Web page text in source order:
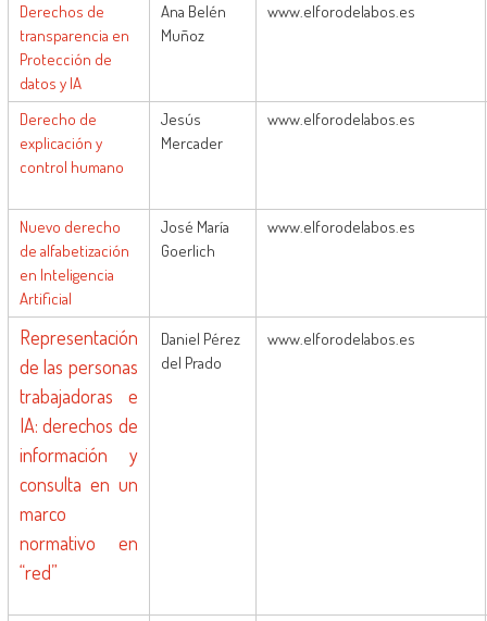
Derechos de
transparencia en
Protección de
datos y IA
Ana Belén
Muñoz
www.elforodelabos.es
Derecho de
explicación y
control humano
Jesús
Mercader
www.elforodelabos.es
Nuevo derecho
de alfabetización
en Inteligencia
Artificial
José María
Goerlich
www.elforodelabos.es
Representación
de las personas
trabajadoras e
IA: derechos de
información y
consulta en un
marco
normativo en
“red”
Daniel Pérez
del Prado
www.elforodelabos.es